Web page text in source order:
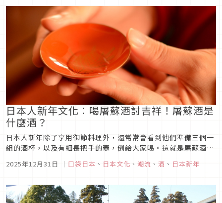
日本人新年文化：喝屠蘇酒討吉祥！屠蘇酒是
什麼酒？
日本人新年除了享用御節料理外，還常常會看到他們準備三個一
組的酒杯，以及有細長把手的壺，倒給大家喝。這就是屠蘇酒
(お屠蘇、おとそ)，是能夠去除一年之間的邪氣，祈求長壽而在
正月喝的酒，已經成為日本的一種風俗習慣。今天就來看看屠蘇
2025年12月31日 ｜ 口袋日本 、 日本文化 、 潮流 、 酒 、 日本新年